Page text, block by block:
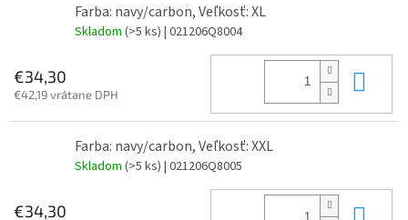
Farba: navy/carbon, Veľkosť: XL
Skladom (>5 ks) | 021206Q8004
€34,30
€42,19 vrátane DPH
Farba: navy/carbon, Veľkosť: XXL
Skladom (>5 ks) | 021206Q8005
€34,30